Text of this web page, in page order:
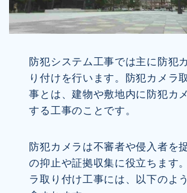
防犯システム工事では主に防犯
り付けを行います。防犯カメラ
事とは、建物や敷地内に防犯カ
する工事のことです。
防犯カメラは不審者や侵入者を
の抑止や証拠収集に役立ちます
ラ取り付け工事には、以下のよ